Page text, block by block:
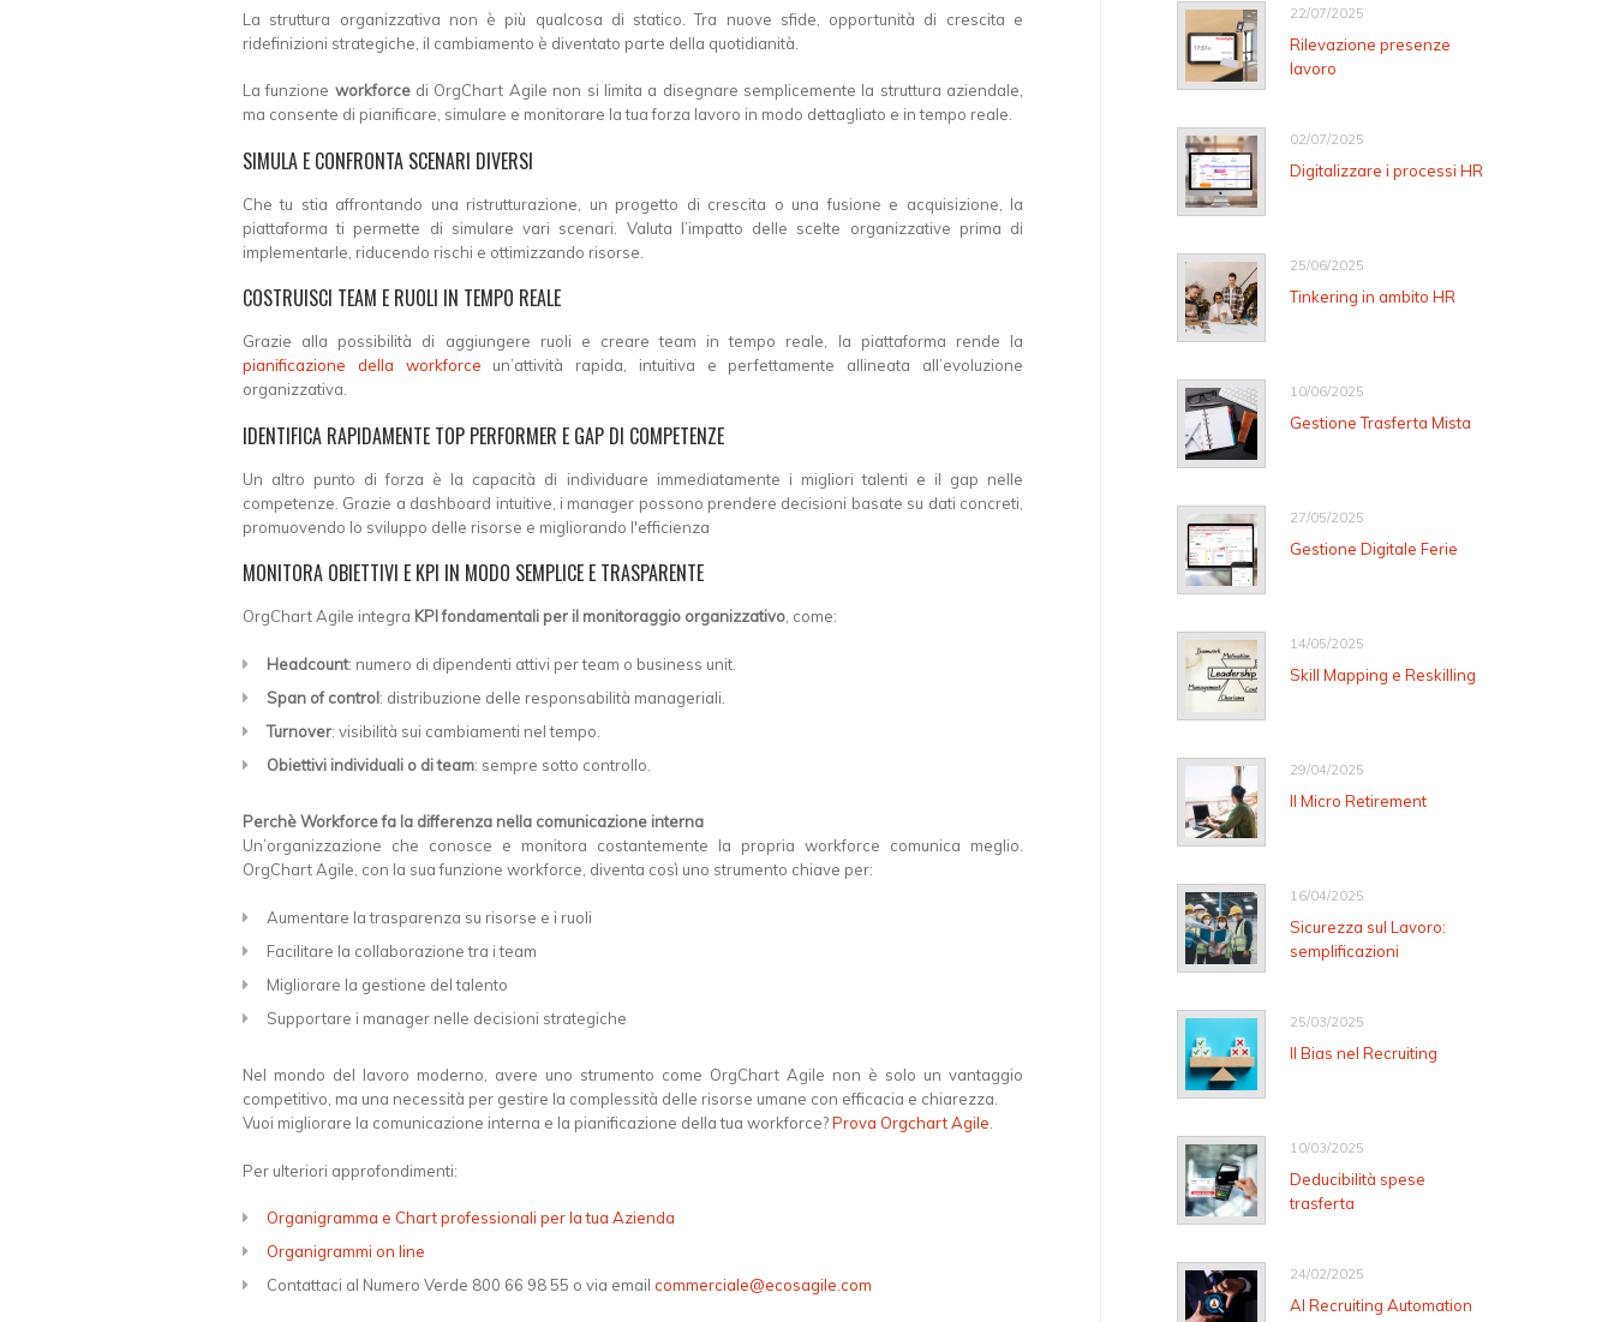
La struttura organizzativa non è più qualcosa di statico. Tra nuove sfide, opportunità di crescita e
ridefinizioni strategiche, il cambiamento è diventato parte della quotidianità.
La funzione workforcedi OrgChart Agile non si limita a disegnare semplicemente la struttura aziendale,
ma consente di pianificare, simulare e monitorare la tua forza lavoro in modo dettagliato e in tempo reale.
SIMULA E CONFRONTA SCENARI DIVERSI
Che tu stia affrontando una ristrutturazione, un progetto di crescita o una fusione e acquisizione, la
piattaforma ti permette di simulare vari scenari. Valuta l’impatto delle scelte organizzative prima di
implementarle, riducendo rischi e ottimizzando risorse.
COSTRUISCI TEAM E RUOLI IN TEMPO REALE
Grazie alla possibilità di aggiungere ruoli e creare team in tempo reale, la piattaforma rende la
pianificazione della workforce un’attività rapida, intuitiva e perfettamente allineata all’evoluzione
organizzativa.
IDENTIFICA RAPIDAMENTE TOP PERFORMER E GAP DI COMPETENZE
Un altro punto di forza è la capacità di individuare immediatamente i migliori talenti e il gap nelle
competenze. Grazie a dashboard intuitive, i manager possono prendere decisioni basate su dati concreti,
promuovendo lo sviluppo delle risorse e migliorando l'efficienza
MONITORA OBIETTIVI E KPI IN MODO SEMPLICE E TRASPARENTE
OrgChart Agile integra KPI fondamentali per il monitoraggio organizzativo , come:
Headcount: numero di dipendenti attivi per team o business unit.
Span of control: distribuzione delle responsabilità manageriali.
Turnover: visibilità sui cambiamenti nel tempo.
Obiettivi individuali o di team: sempre sotto controllo.
Perchè Workforce fa la differenza nella comunicazione interna
Un’organizzazione che conosce e monitora costantemente la propria workforce comunica meglio.
OrgChart Agile, con la sua funzione workforce, diventa così uno strumento chiave per:
Aumentare la trasparenza su risorse e i ruoli
Facilitare la collaborazione tra i team
Migliorare la gestione del talento
Supportare i manager nelle decisioni strategiche
Nel mondo del lavoro moderno, avere uno strumento come OrgChart Agile non è solo un vantaggio
competitivo, ma una necessità per gestire la complessità delle risorse umane con efficacia e chiarezza.
Vuoi migliorare la comunicazione interna e la pianificazione della tua workforce?Prova Orgchart Agile
Per ulteriori approfondimenti:
Organigramma e Chart professionali per la tua Azienda
Organigrammi on line
Contattaci al Numero Verde 800 66 98 55 o via email commerciale@ecosagile.com
22/07/2025
Rilevazione presenze
lavoro
02/07/2025
Digitalizzare i processi HR
25/06/2025
Tinkering in ambito HR
10/06/2025
Gestione Trasferta Mista
27/05/2025
Gestione Digitale Ferie
14/05/2025
Skill Mapping e Reskilling
29/04/2025
Il Micro Retirement
16/04/2025
Sicurezza sul Lavoro:
semplificazioni
25/03/2025
Il Bias nel Recruiting
10/03/2025
Deducibilità spese
trasferta
24/02/2025
AI Recruiting Automation